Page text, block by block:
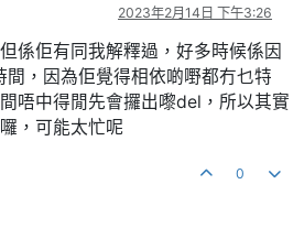
2023年2月14日 下午3:26
係佢有同我解釋過，好多時候係因
，因為佢覺得相依啲嘢都冇乜特
唔中得閒先會攞出嚟del，所以其實
，可能太忙呢
0